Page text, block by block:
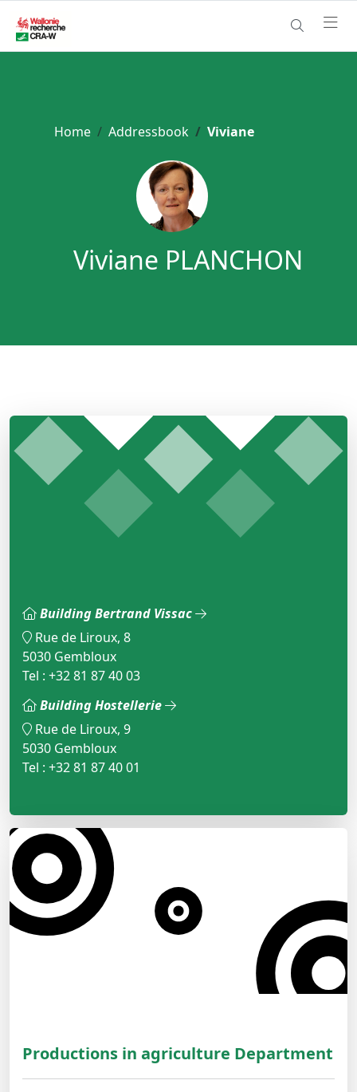
Home Addressbook Viviane
Viviane PLANCHON
Building Bertrand Vissac
Rue de Liroux, 8
5030 Gembloux
Tel : +32 81 87 40 03
Building Hostellerie
Rue de Liroux, 9
5030 Gembloux
Tel : +32 81 87 40 01
Productions in agriculture Department